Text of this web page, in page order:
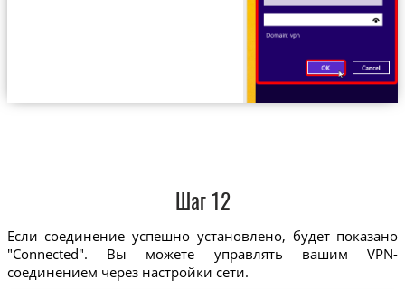
Шаг 12
Если соединение успешно установлено, будет показано
"Connected". Вы можете управлять вашим VPN-
соединением через настройки сети.